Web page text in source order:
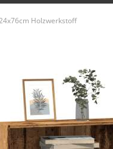
Holzwerkstoff